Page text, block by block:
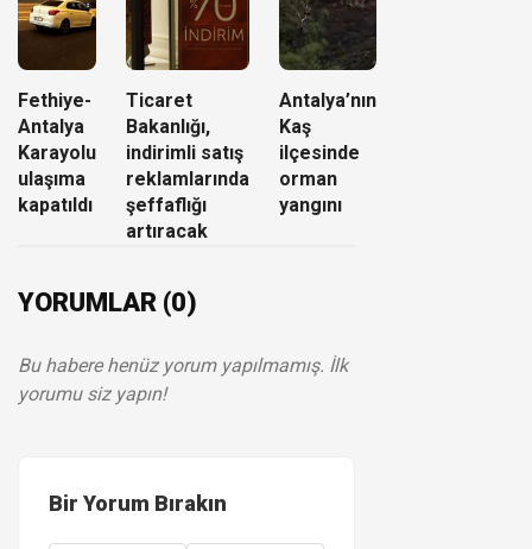
Fethiye-
Antalya
Karayolu
ulaşıma
kapatıldı
Ticaret
Bakanlığı,
indirimli satış
reklamlarında
şeffaflığı
artıracak
Antalya’nın
Kaş
ilçesinde
orman
yangını
YORUMLAR (0)
Bu habere henüz yorum yapılmamış. İlk
yorumu siz yapın!
Bir Yorum Bırakın